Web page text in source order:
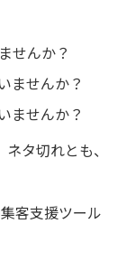
せんか？
ませんか？
ませんか？
タ切れとも、
客支援ツール